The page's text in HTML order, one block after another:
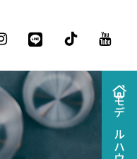
モデルハウス